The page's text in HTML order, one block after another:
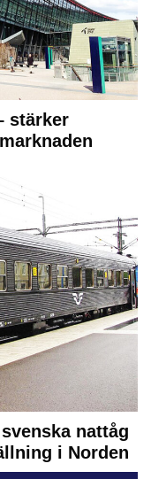
stärker
nattåg
i Norden